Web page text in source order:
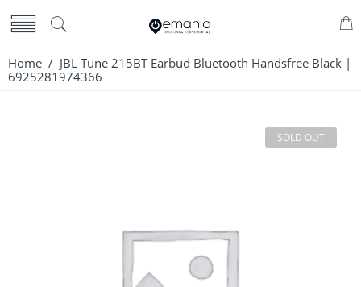
Home / JBL Tune 215BT Earbud Bluetooth Handsfree Black |
6925281974366
SOLD OUT